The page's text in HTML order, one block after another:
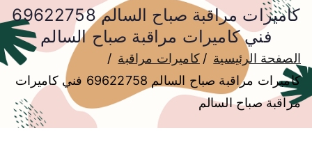
كاميرات مراقبة صباح السالم 69622758
فني كاميرات مراقبة صباح السالم
الصفحة الرئيسية
كاميرات مراقبة
كاميرات مراقبة صباح السالم 69622758 فني كاميرات
مراقبة صباح السالم